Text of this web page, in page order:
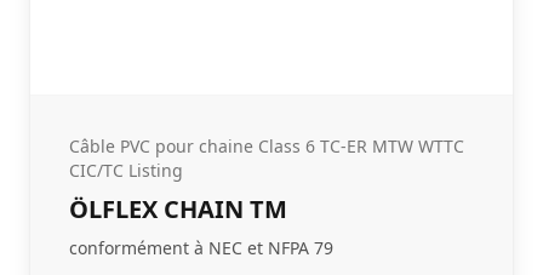
Câble PVC pour chaine Class 6 TC-ER MTW WTTC
CIC/TC Listing
ÖLFLEX CHAIN TM
conformément à NEC et NFPA 79